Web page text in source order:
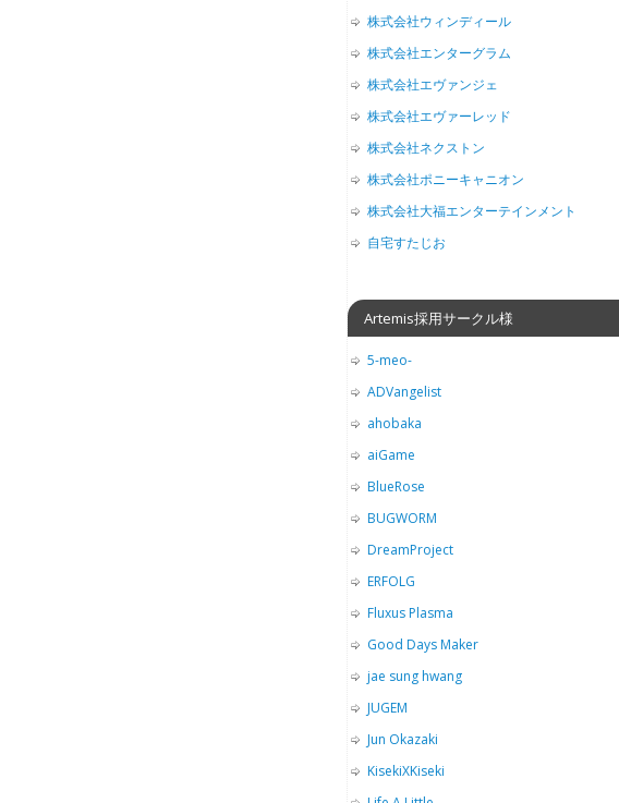
株式会社ウィンディール
株式会社エンターグラム
株式会社エヴァンジェ
株式会社エヴァーレッド
株式会社ネクストン
株式会社ポニーキャニオン
株式会社大福エンターテインメント
自宅すたじお
Artemis採用サークル様
5-meo-
ADVangelist
ahobaka
aiGame
BlueRose
BUGWORM
DreamProject
ERFOLG
Fluxus Plasma
Good Days Maker
jae sung hwang
JUGEM
Jun Okazaki
KisekiXKiseki